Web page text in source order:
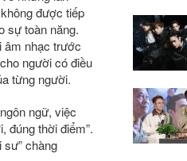
được tiếp
sự toàn năng.
âm nhạc trước
người có điều
từng người.
ngữ, việc
đúng thời điểm”.
chàng